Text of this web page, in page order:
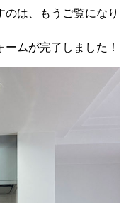
のは、もうご覧になり
ムが完了しました！